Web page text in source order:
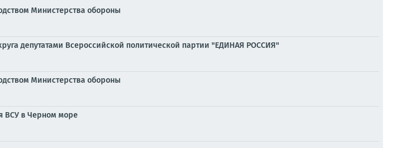
Министерства обороны
депутатами Всероссийской политической партии "ЕДИНАЯ РОССИЯ"
Министерства обороны
ВСУ в Черном море